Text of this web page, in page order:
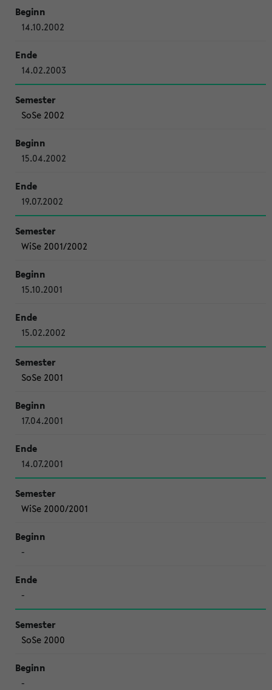
14.10.2002
14.02.2003
SoSe 2002
15.04.2002
19.07.2002
WiSe 2001/2002
15.10.2001
15.02.2002
SoSe 2001
17.04.2001
14.07.2001
WiSe 2000/2001
-
-
SoSe 2000
-